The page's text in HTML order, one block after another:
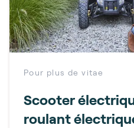
Pour plus de vitae
Scooter
roulant